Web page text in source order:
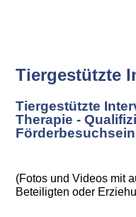
Tiergestützte
Tiergestützte
Therapie -
(Fotos und Videos mit
Beteiligten oder